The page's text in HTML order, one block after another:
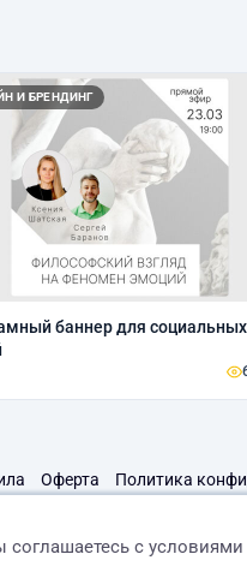
И БРЕНДИНГ
баннер для социальных
Оферта Политика
с условиями